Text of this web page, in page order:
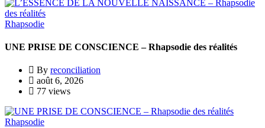
Rhapsodie
UNE PRISE DE CONSCIENCE – Rhapsodie des réalités
By reconciliation
août 6, 2026
77 views
Rhapsodie